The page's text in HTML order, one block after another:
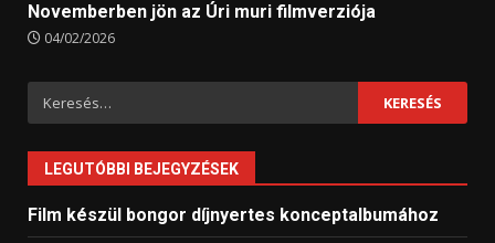
Novemberben jön az Úri muri filmverziója
04/02/2026
Keresés:
LEGUTÓBBI BEJEGYZÉSEK
Film készül bongor díjnyertes konceptalbumához